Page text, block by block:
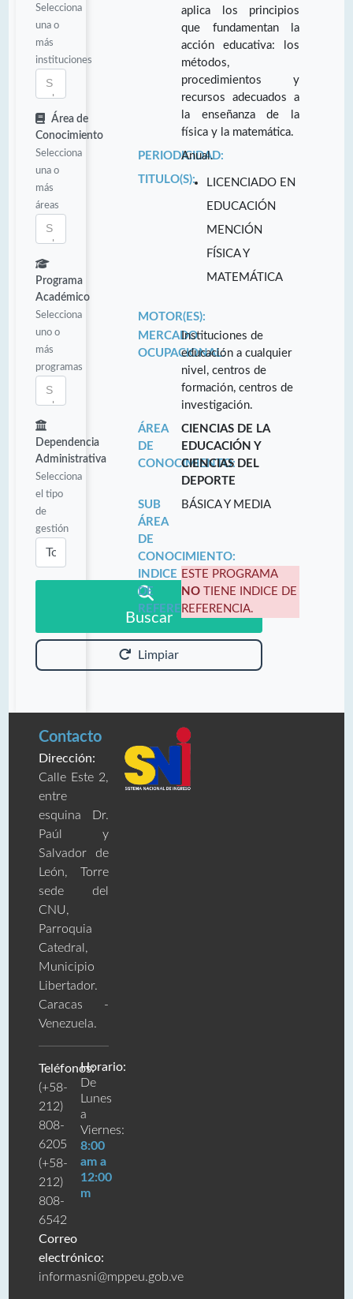
Selecciona
una o
más
instituciones
Área de
Conocimiento
Selecciona
una o
más
áreas
Programa
Académico
Selecciona
uno o
más
programas
Dependencia
Administrativa
Selecciona
el tipo
de
gestión
Buscar
Limpiar
aplica los principios
que fundamentan la
acción educativa: los
métodos,
procedimientos y
recursos adecuados a
la enseñanza de la
física y la matemática.
PERIODICIDAD:
Anual.
TITULO(S):
LICENCIADO EN
EDUCACIÓN
MENCIÓN
FÍSICA Y
MATEMÁTICA
MOTOR(ES):
MERCADO
OCUPACIONAL:
Instituciones de
educación a cualquier
nivel, centros de
formación, centros de
investigación.
ÁREA
DE
CONOCIMIENTO:
CIENCIAS DE LA
EDUCACIÓN Y
CIENCIAS DEL
DEPORTE
SUB
ÁREA
DE
CONOCIMIENTO:
BÁSICA Y MEDIA
INDICE
DE
REFERENCIA:
ESTE PROGRAMA
NO TIENE INDICE DE
REFERENCIA.
Contacto
Dirección:
Calle Este 2,
entre
esquina Dr.
Paúl y
Salvador de
León, Torre
sede del
CNU,
Parroquia
Catedral,
Municipio
Libertador.
Caracas -
Venezuela.
Teléfonos:
(+58-
212)
808-
6205
(+58-
212)
808-
6542
Correo
electrónico:
informasni@mppeu.gob.ve
Horario:
De
Lunes
a
Viernes:
8:00
am a
12:00
m